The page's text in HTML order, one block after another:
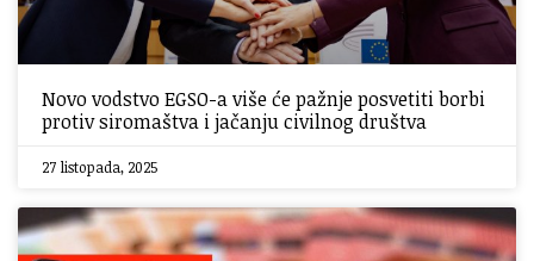
Novo vodstvo EGSO-a više će pažnje posvetiti borbi
protiv siromaštva i jačanju civilnog društva
27 listopada, 2025